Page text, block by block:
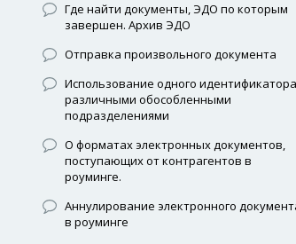
Где найти документы, ЭДО по которым
завершен. Архив ЭДО
Отправка произвольного документа
Использование одного идентификатора
различными обособленными
подразделениями
О форматах электронных документов,
поступающих от контрагентов в
роуминге.
Аннулирование электронного
в роуминге